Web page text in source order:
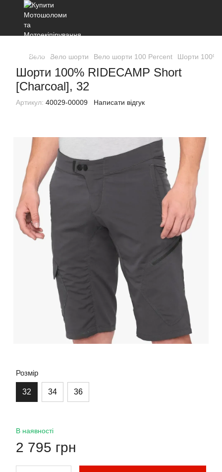
Вело Вело шорти Вело шорти 100 Percent Шорти 100%
Шорти 100% RIDECAMP Short
[Charcoal], 32
Артикул: 40029-00009 Написати відгук
Розмір
32 34 36
В наявності
2 795 грн